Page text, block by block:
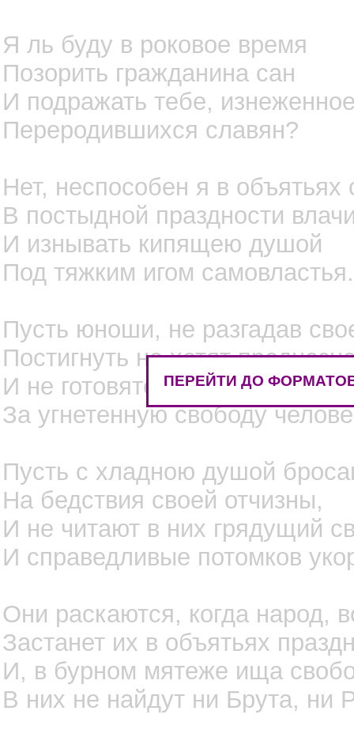
Я ль буду в роковое время
Позорить гражданина сан
И подражать тебе,
Переродившихся славян?
Нет, неспособен я в объятьях
В постыдной праздности
И изнывать кипящею душой
Под тяжким игом самовластья.
Пусть юноши, не разгадав
Постигнуть не хотят
И не готовятся для будущей
За угнетенную свободу
Пусть с хладною душой
На бедствия своей отчизны,
И не читают в них грядущий
И справедливые потомков
Они раскаются, когда народ,
Застанет их в объятьях
И, в бурном мятеже ища
В них не найдут ни Брута, ни
ПЕРЕЙТИ ДО